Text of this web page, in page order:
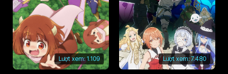
Lượt xem: 1.109 Lượt xem:7.480